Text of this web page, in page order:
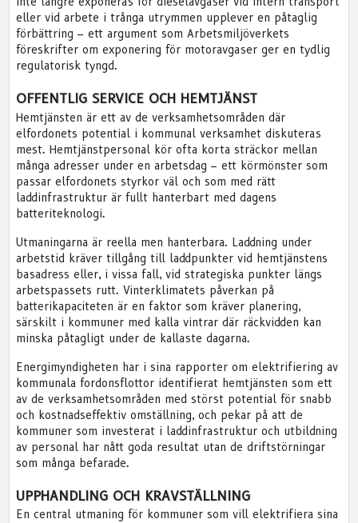
eller vid arbete i trånga utrymmen upplever en påtaglig
förbättring – ett argument som Arbetsmiljöverkets
föreskrifter om exponering för motoravgaser ger en tydlig
regulatorisk tyngd.
OFFENTLIG SERVICE OCH HEMTJÄNST
Hemtjänsten är ett av de verksamhetsområden där
elfordonets potential i kommunal verksamhet diskuteras
mest. Hemtjänstpersonal kör ofta korta sträckor mellan
många adresser under en arbetsdag – ett körmönster som
passar elfordonets styrkor väl och som med rätt
laddinfrastruktur är fullt hanterbart med dagens
batteriteknologi.
Utmaningarna är reella men hanterbara. Laddning under
arbetstid kräver tillgång till laddpunkter vid hemtjänstens
basadress eller, i vissa fall, vid strategiska punkter längs
arbetspassets rutt. Vinterklimatets påverkan på
batterikapaciteten är en faktor som kräver planering,
särskilt i kommuner med kalla vintrar där räckvidden kan
minska påtagligt under de kallaste dagarna.
Energimyndigheten har i sina rapporter om elektrifiering av
kommunala fordonsflottor identifierat hemtjänsten som ett
av de verksamhetsområden med störst potential för snabb
och kostnadseffektiv omställning, och pekar på att de
kommuner som investerat i laddinfrastruktur och utbildning
av personal har nått goda resultat utan de driftstörningar
som många befarade.
UPPHANDLING OCH KRAVSTÄLLNING
En central utmaning för kommuner som vill elektrifiera sina